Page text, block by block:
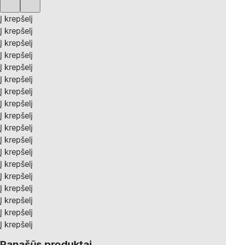
Į krepšelį
Į krepšelį
Į krepšelį
Į krepšelį
Į krepšelį
Į krepšelį
Į krepšelį
Į krepšelį
Į krepšelį
Į krepšelį
Į krepšelį
Į krepšelį
Į krepšelį
Į krepšelį
Į krepšelį
Į krepšelį
Į krepšelį
Į krepšelį